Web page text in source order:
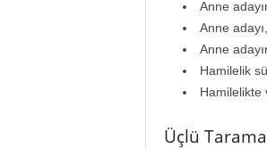
Anne
Anne
Anne
Hamilelik
Hamilelikte
Üçlü